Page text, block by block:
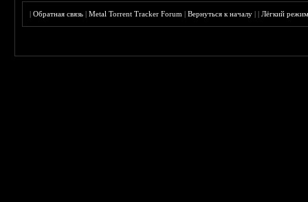
|Обратная связь |Metal Torrent Tracker Forum |Вернуться к началу ||Лёгкий